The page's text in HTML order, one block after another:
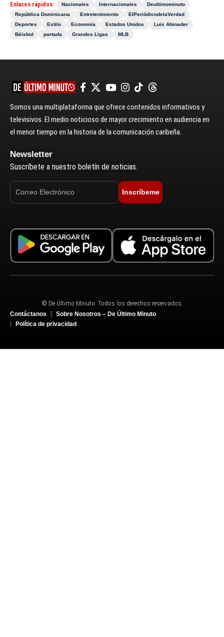
Enlaces rápidos: Nacionales Internacionales
Deultimominuto
República Dominicana
Entretenimiento
ElPeriódicodelaVerdad
Deportes
Estilo Economía Estados Unidos
Luis Abinader
Béisbol
portada Grandes Ligas MLB
Somos una multiplataforma que ofrece contenidos informativos y
televisivos. El medio noticioso de mayor crecimiento en audiencia en
el menor tiempo en la historia de la comunicación caribeña.
Newsletter
Suscríbete a nuestro boletín de noticias.
Inscríbeme
© De Último Minuto. Todos los derechos reservados.
Contáctanos
Sobre Nosotros – De Último Minuto
Política de privacidad